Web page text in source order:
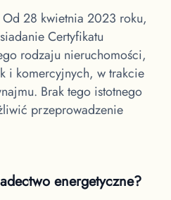
Od 28 kwietnia 2023 roku,
Certyfikatu
rodzaju nieruchomości,
i komercyjnych, w trakcie
Brak tego istotnego
przeprowadzenie
energetyczne?